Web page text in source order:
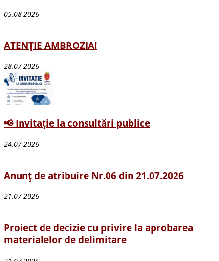
05.08.2026
ATENȚIE AMBROZIA!
28.07.2026
📢 Invitație la consultări publice
24.07.2026
Anunț de atribuire Nr.06 din 21.07.2026
21.07.2026
Proiect de decizie cu privire la aprobarea
materialelor de delimitare